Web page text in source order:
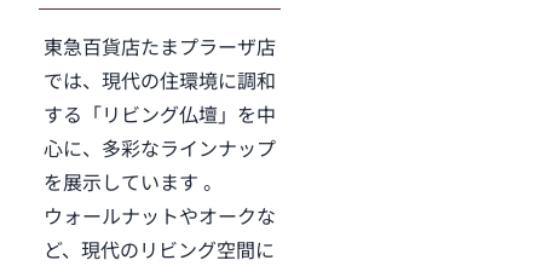
東急百貨店たまプラーザ店
では、現代の住環境に調和
する「リビング仏壇」を中
心に、多彩なラインナップ
を展示しています 。
ウォールナットやオークな
ど、現代のリビング空間に